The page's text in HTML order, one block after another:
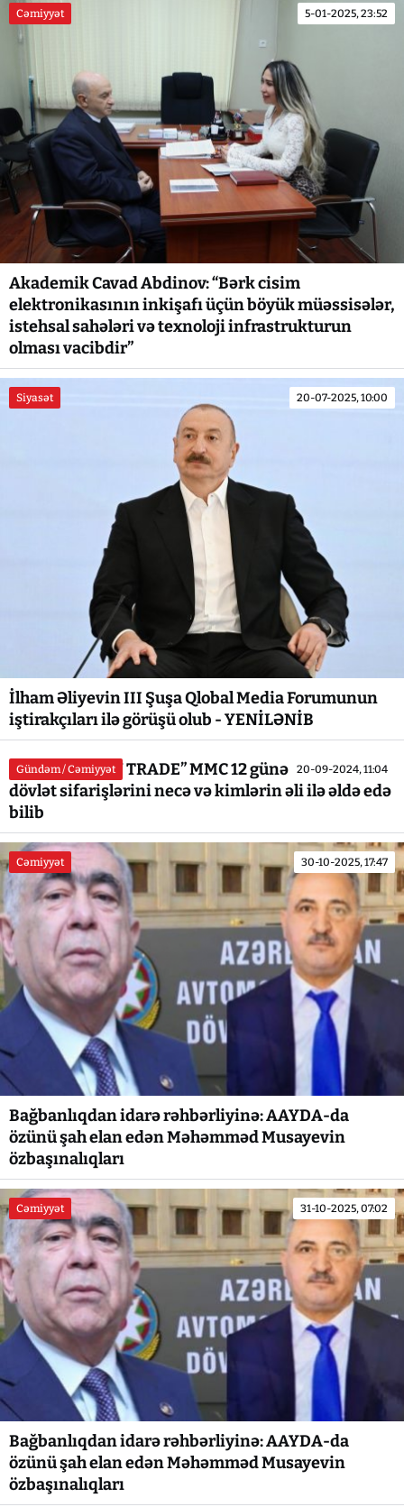
Cəmiyyət 5-01-2025, 23:52
Akademik Cavad Abdinov: “Bərk cisim
elektronikasının inkişafı üçün böyük müəssisələr,
istehsal sahələri və texnoloji infrastrukturun
olması vacibdir”
Siyasət 20-07-2025, 10:00
İlham Əliyevin III Şuşa Qlobal Media Forumunun
iştirakçıları ilə görüşü olub - YENİLƏNİB
Gündəm / Cəmiyyət 20-09-2024, 11:04
Müəmmalı “ZN TRADE” MMC 12 günə 23 milyonluq
dövlət sifarişlərini necə və kimlərin əli ilə əldə edə
bilib
Cəmiyyət 30-10-2025, 17:47
Bağbanlıqdan idarə rəhbərliyinə: AAYDA-da
özünü şah elan edən Məhəmməd Musayevin
özbaşınalıqları
Cəmiyyət 31-10-2025, 07:02
Bağbanlıqdan idarə rəhbərliyinə: AAYDA-da
özünü şah elan edən Məhəmməd Musayevin
özbaşınalıqları